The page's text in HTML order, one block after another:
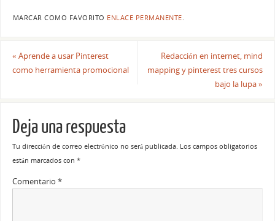
MARCAR COMO FAVORITO ENLACE PERMANENTE.
« Aprende a usar Pinterest
como herramienta promocional
Redacción en internet, mind
mapping y pinterest tres cursos
bajo la lupa»
Deja una respuesta
Tu dirección de correo electrónico no será publicada. Los campos obligatorios
están marcados con *
Comentario *